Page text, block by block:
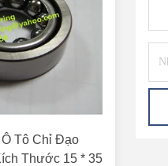
Tô Chỉ Đạo
Thước 15 * 35